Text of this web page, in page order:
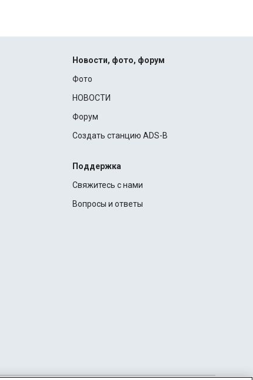
Новости, фото, форум
Фото
НОВОСТИ
Форум
Создать станцию ADS-B
Поддержка
Свяжитесь с нами
Вопросы и ответы